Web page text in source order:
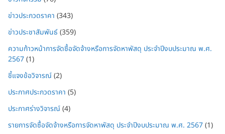
ข่าวประกวดราคา (343)
ข่าวประชาสัมพันธ์(359)
ความก้าวหน้าการจัดซื้อจัดจ้างหรือการจัดหาพัสดุ ประจำปีงบประมาณ พ.ศ.
2567(1)
ชี้แจงข้อวิจารณ์(2)
ประกาศประกวดราคา (5)
ประกาศร่างวิจารณ์(4)
รายการจัดซื้อจัดจ้างหรือการจัดหาพัสดุ ประจำปีงบประมาณ พ.ศ. 2567(1)